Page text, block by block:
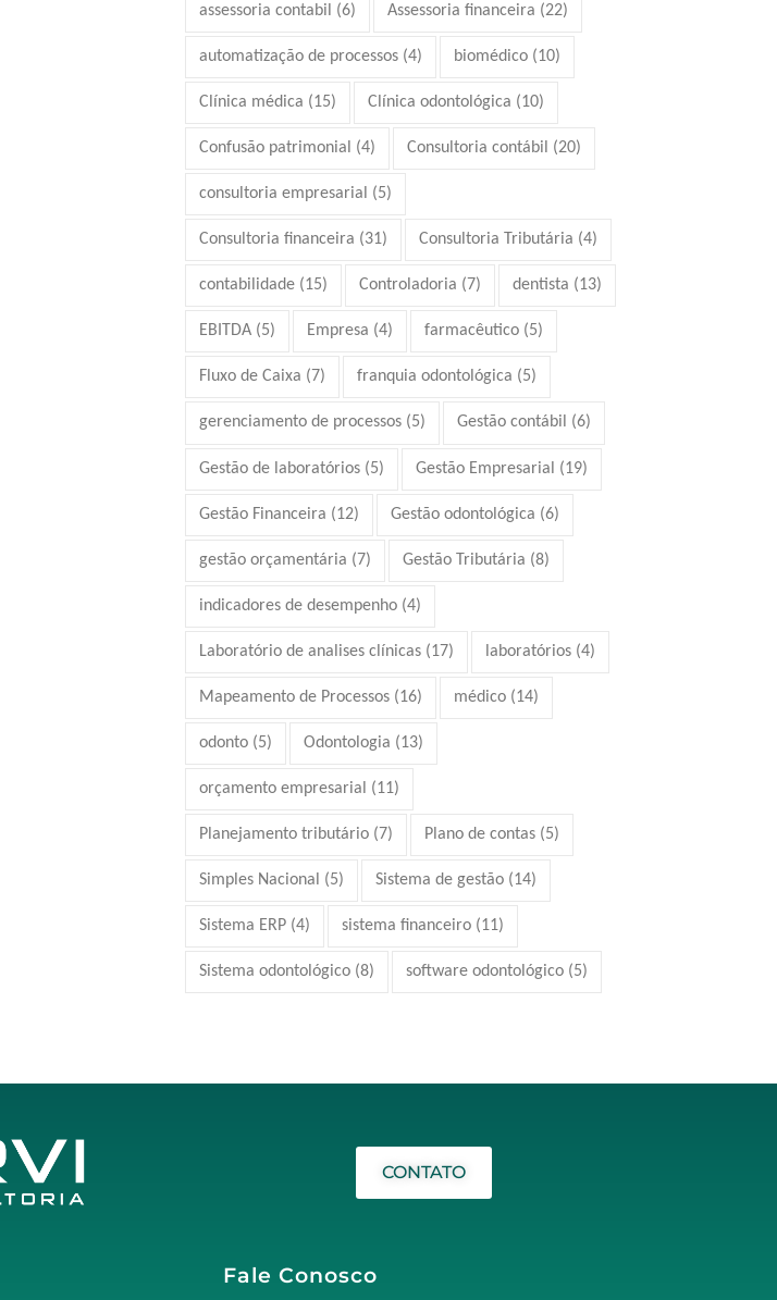
assessoria contabil (6) Assessoria financeira (22)
automatização de processos (4) biomédico (10)
Clínica médica (15) Clínica odontológica (10)
Confusão patrimonial (4) Consultoria contábil (20)
consultoria empresarial (5)
Consultoria financeira (31) Consultoria Tributária (4)
contabilidade (15) Controladoria (7) dentista (13)
EBITDA (5) Empresa (4) farmacêutico (5)
Fluxo de Caixa (7) franquia odontológica (5)
gerenciamento de processos (5) Gestão contábil (6)
Gestão de laboratórios (5) Gestão Empresarial (19)
Gestão Financeira (12) Gestão odontológica (6)
gestão orçamentária (7) Gestão Tributária (8)
indicadores de desempenho (4)
Laboratório de analises clínicas (17) laboratórios (4)
Mapeamento de Processos (16) médico (14)
odonto (5) Odontologia (13)
orçamento empresarial (11)
Planejamento tributário (7) Plano de contas (5)
Simples Nacional (5) Sistema de gestão (14)
Sistema ERP (4) sistema financeiro (11)
Sistema odontológico (8) software odontológico (5)
CONTATO
Fale Conosco